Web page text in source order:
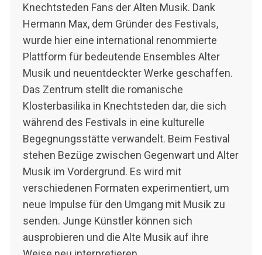
Knechtsteden Fans der Alten Musik. Dank
Hermann Max, dem Gründer des Festivals,
wurde hier eine international renommierte
Plattform für bedeutende Ensembles Alter
Musik und neuentdeckter Werke geschaffen.
Das Zentrum stellt die romanische
Klosterbasilika in Knechtsteden dar, die sich
während des Festivals in eine kulturelle
Begegnungsstätte verwandelt. Beim Festival
stehen Bezüge zwischen Gegenwart und Alter
Musik im Vordergrund. Es wird mit
verschiedenen Formaten experimentiert, um
neue Impulse für den Umgang mit Musik zu
senden. Junge Künstler können sich
ausprobieren und die Alte Musik auf ihre
S
e